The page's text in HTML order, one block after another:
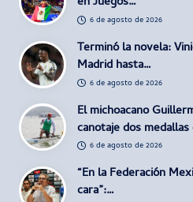
6 de agosto de 2026
Terminó la novela:
Madrid hasta…
6 de agosto de 2026
El michoacano
canotaje dos
6 de agosto de 2026
“En la Federación
cara”:…